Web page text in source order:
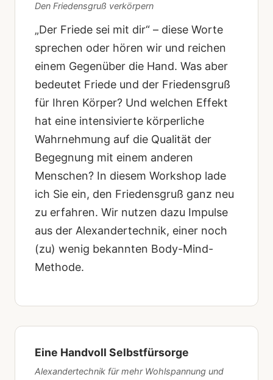
Den Friedensgruß verkörpern
„Der Friede sei mit dir“ – diese Worte
sprechen oder hören wir und reichen
einem Gegenüber die Hand. Was aber
bedeutet Friede und der Friedensgruß
für Ihren Körper? Und welchen Effekt
hat eine intensivierte körperliche
Wahrnehmung auf die Qualität der
Begegnung mit einem anderen
Menschen? In diesem Workshop lade
ich Sie ein, den Friedensgruß ganz neu
zu erfahren. Wir nutzen dazu Impulse
aus der Alexandertechnik, einer noch
(zu) wenig bekannten Body-Mind-
Methode.
Eine Handvoll Selbstfürsorge
Alexandertechnik für mehr Wohlspannung und